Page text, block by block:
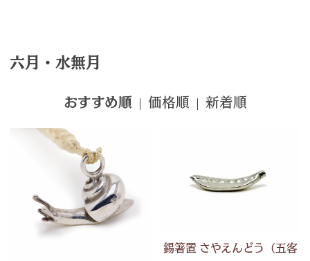
六月・水無月
おすすめ順 | 価格順 | 新着順
錫箸置 さやえんどう（五客